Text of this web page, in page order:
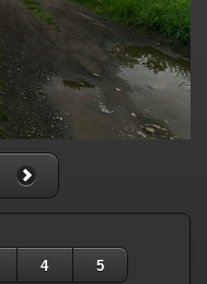
4 5